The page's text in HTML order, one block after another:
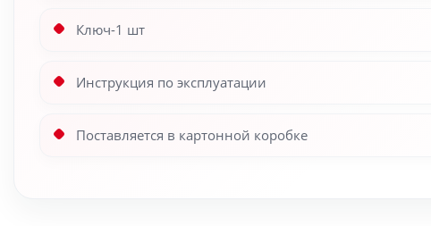
Ключ-1 шт
Инструкция по эксплуатации
Поставляется в картонной коробке